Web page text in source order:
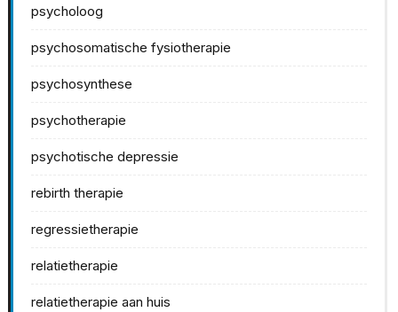
psycholoog
psychosomatische fysiotherapie
psychosynthese
psychotherapie
psychotische depressie
rebirth therapie
regressietherapie
relatietherapie
relatietherapie aan huis